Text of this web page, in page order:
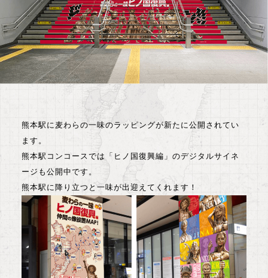
熊本駅に麦わらの一味のラッピングが新たに公開されてい
ます。
熊本駅コンコースでは「ヒノ国復興編」のデジタルサイネ
ージも公開中です。
熊本駅に降り立つと一味が出迎えてくれます！